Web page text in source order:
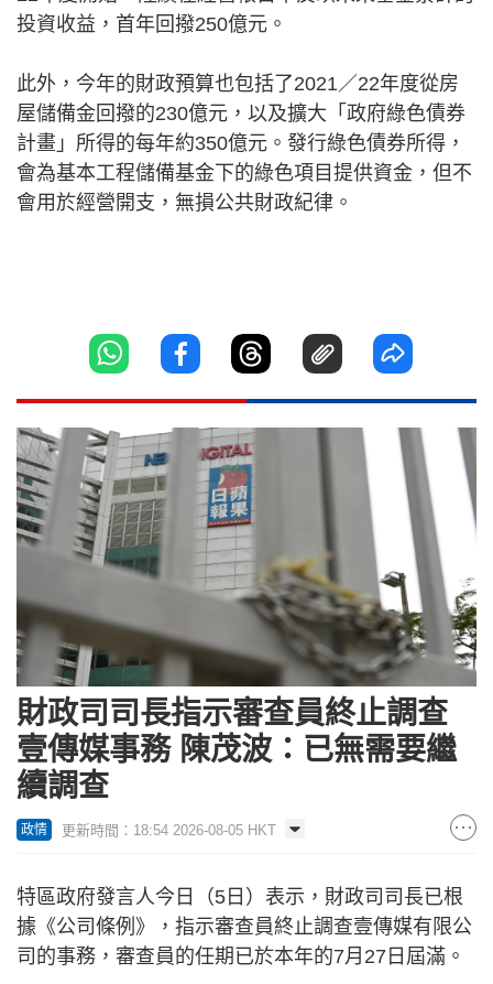
投資收益，首年回撥250億元。
此外，今年的財政預算也包括了2021／22年度從房
屋儲備金回撥的230億元，以及擴大「政府綠色債券
計畫」所得的每年約350億元。發行綠色債券所得，
會為基本工程儲備基金下的綠色項目提供資金，但不
會用於經營開支，無損公共財政紀律。
財政司司長指示審查員終止調查
壹傳媒事務 陳茂波：已無需要繼
續調查
政情 更新時間：18:54 2026-08-05 HKT
特區政府發言人今日（5日）表示，財政司司長已根
據《公司條例》，指示審查員終止調查壹傳媒有限公
司的事務，審查員的任期已於本年的7月27日屆滿。